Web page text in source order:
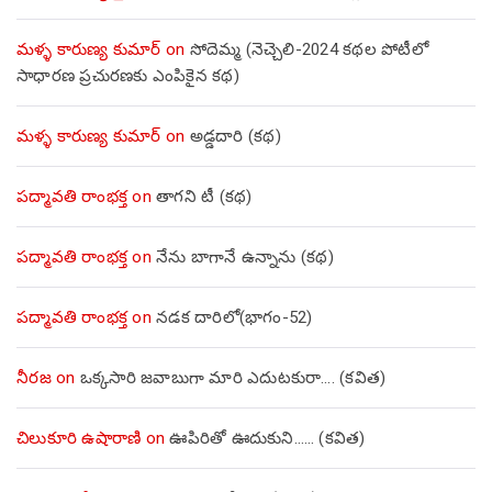
మళ్ళ కారుణ్య కుమార్ on సోదెమ్మ (నెచ్చెలి-2024 కథల పోటీలో
సాధారణ ప్రచురణకు ఎంపికైన కథ)
మళ్ళ కారుణ్య కుమార్ on అడ్డదారి (కథ)
పద్మావతి రాంభక్తon తాగని టీ (కథ)
పద్మావతి రాంభక్తon నేను బాగానే ఉన్నాను (క‌థ‌)
పద్మావతి రాంభక్తon నడక దారిలో(భాగం-52)
నీరజon ఒక్కసారి జవాబుగా మారి ఎదుటకురా…. (కవిత)
చిలుకూరి ఉషారాణి onఊపిరితో ఊదుకుని…… (కవిత)